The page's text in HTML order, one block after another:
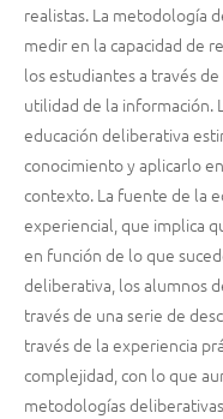
realistas. La metodología
medir en la capacidad de
los estudiantes a través
utilidad de la información.
educación deliberativa
conocimiento y aplicarlo
contexto. La fuente de la
experiencial, que implica
en función de lo que
deliberativa, los alumnos
través de una serie de
través de la experiencia
complejidad, con lo que
metodologías